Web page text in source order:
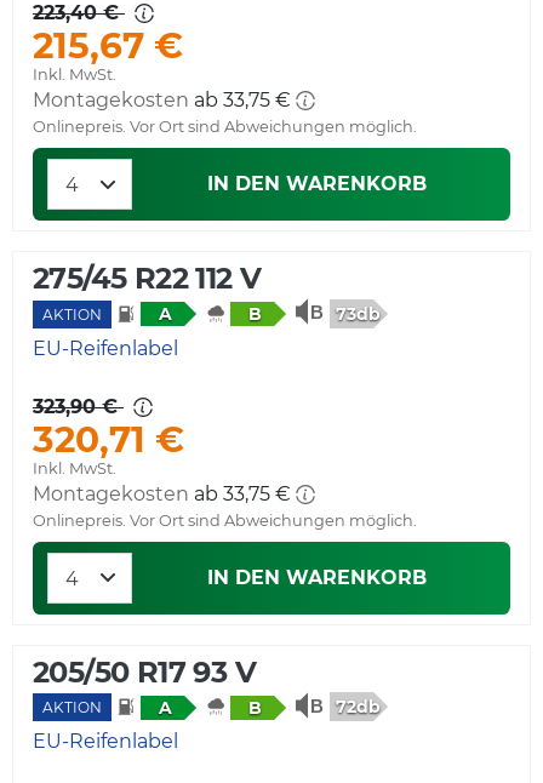
223,40 €
215,67 €
Inkl. MwSt.
Montagekosten ab 33,75 €
Onlinepreis. Vor Ort sind Abweichungen möglich.
IN DEN WARENKORB
275/45 R22 112 V
AKTION A B 73db
EU-Reifenlabel
323,90 €
320,71 €
Inkl. MwSt.
Montagekosten ab 33,75 €
Onlinepreis. Vor Ort sind Abweichungen möglich.
IN DEN WARENKORB
205/50 R17 93 V
AKTION A B 72db
EU-Reifenlabel